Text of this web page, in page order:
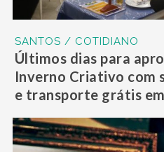
SANTOS / COTIDIANO
Últimos dias para
Inverno Criativo com
e transporte grátis